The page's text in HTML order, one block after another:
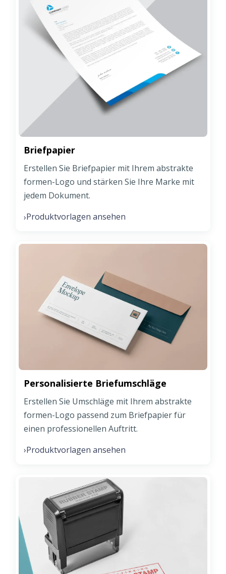
Briefpapier
Erstellen Sie Briefpapier mit Ihrem abstrakte
formen-Logo und stärken Sie Ihre Marke mit
jedem Dokument.
›Produktvorlagen ansehen
Personalisierte Briefumschläge
Erstellen Sie Umschläge mit Ihrem abstrakte
formen-Logo passend zum Briefpapier für
einen professionellen Auftritt.
›Produktvorlagen ansehen